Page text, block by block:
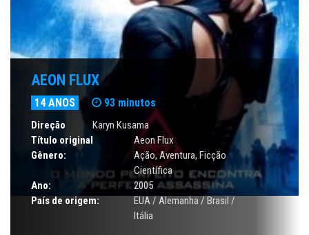
AEON FLUX
14 ANOS 93 minutos
Direção
Karyn Kusama
Título original
Aeon Flux
Gênero:
Ação,Aventura, Ficção
Científica
Ano:
2005
País de origem:
EUA / Alemanha / Brasil /
Itália